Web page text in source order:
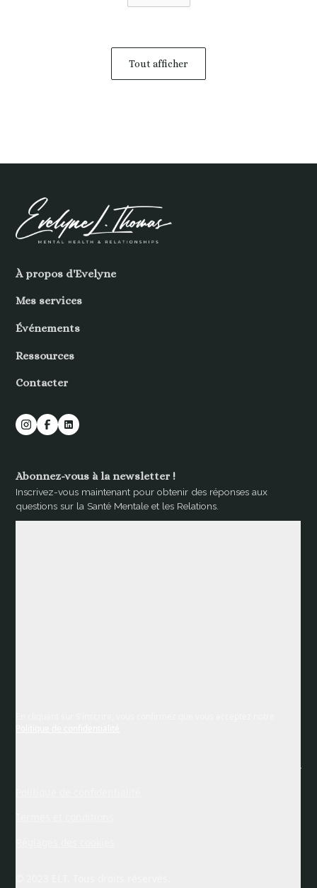
Tout afficher
À propos d'Evelyne
Mes services
Événements
Ressources
Contacter
Abonnez-vous à la newsletter !
Inscrivez-vous maintenant pour obtenir des réponses aux
questions sur la Santé Mentale et les Relations.